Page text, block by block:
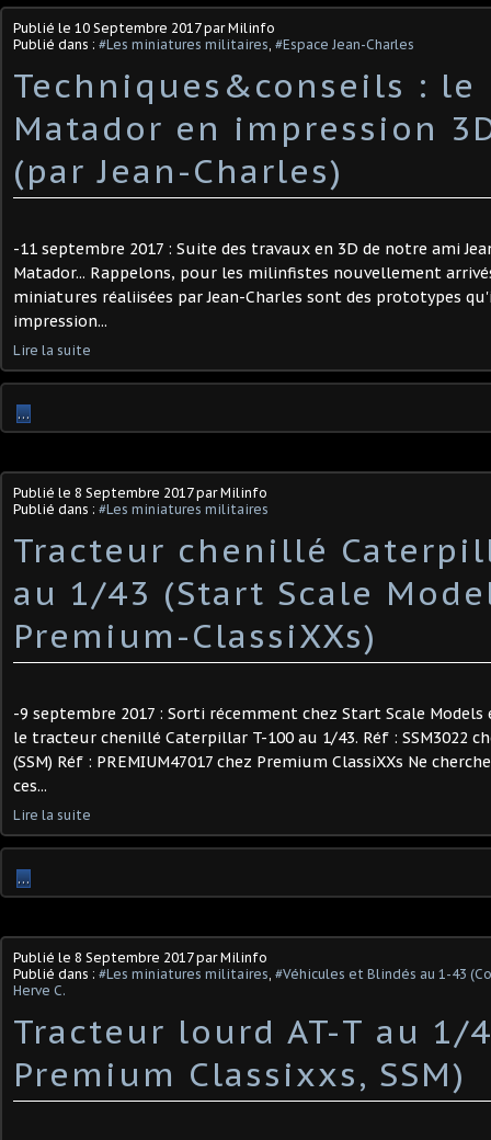
Publié le 10 Septembre 2017par Milinfo
Publié dans : #Les miniatures militaires, #Espace Jean-Charles
Techniques&conseils : le
Matador en impression
(par Jean-Charles)
-11 septembre 2017 : Suite des travaux en 3D de notre ami
Matador... Rappelons, pour les milinfistes nouvellement
miniatures réaliisées par Jean-Charles sont des prototypes
impression...
Lire la suite
…
Publié le 8 Septembre 2017par Milinfo
Publié dans : #Les miniatures militaires
Tracteur chenillé
au 1/43 (Start Scale
Premium-ClassiXXs)
-9 septembre 2017 : Sorti récemment chez Start Scale Models
le tracteur chenillé Caterpillar T-100 au 1/43. Réf : SSM3022
(SSM) Réf : PREMIUM47017 chez Premium ClassiXXs Ne
ces...
Lire la suite
…
Publié le 8 Septembre 2017par Milinfo
Publié dans : #Les miniatures militaires, #Véhicules et Blindés au 1-43
Herve C.
Tracteur lourd AT-T au 1/
Premium Classixxs, SSM)